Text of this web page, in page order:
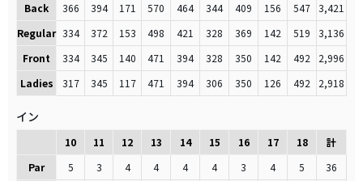
Back
366 394 171 570 464 344 409 156 547 3,421
Regular 334 372 153 498 421 328 369 142 519
3,136
Front
334 345 140 471 394 328 350 142 492
2,996
Ladies
317 345 117 471 394 306 350 126 492 2,918
イン
10 11 12 13 14 15 16 17 18
計
Par
5 3 4 4 4 4 3 4 5
36